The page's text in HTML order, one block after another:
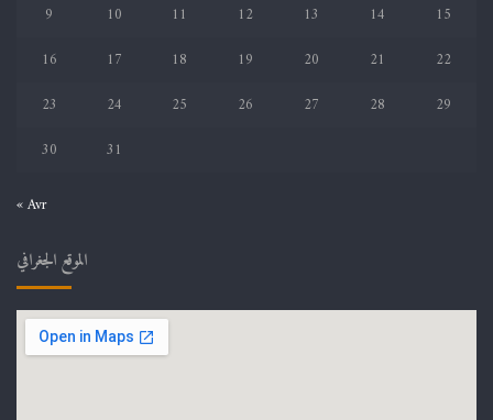
9
10 11 12 13 14
15
16
17 18 19 20 21
22
23
24 25 26 27 28
29
30
31
« Avr
الموقع الجغرافي